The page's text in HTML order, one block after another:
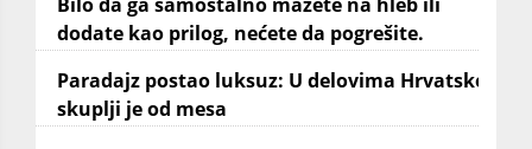
dodate kao prilog, nećete da pogrešite.
Paradajz postao luksuz: U delovima Hrvatske
skuplji je od mesa